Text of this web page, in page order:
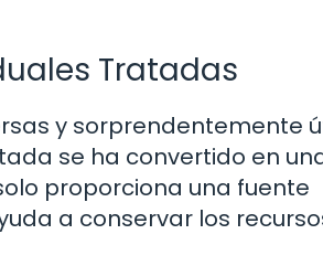
Tratadas
y sorprendentemente
se ha convertido en
proporciona una fuente
a conservar los